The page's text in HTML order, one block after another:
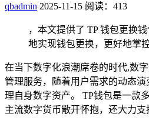
qbadmin 2025-11-15 阅读：413
，本文提供了 TP 钱包更换
地实现钱包更换，更好地掌
在当下数字化浪潮席卷的时代,数
管理服务，随着用户需求的动态
理自身数字资产。 TP钱包是一款
主流数字货币敞开怀抱，还大力